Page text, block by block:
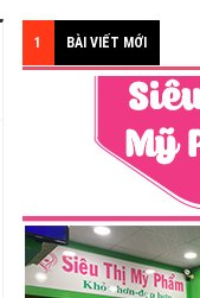
1 BÀI VIẾT MỚI